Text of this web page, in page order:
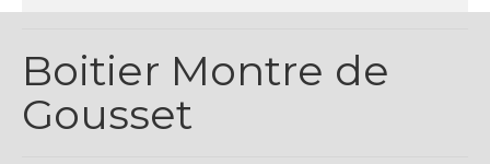
Contact
Espace Clients
Boitier Montre de
Gousset